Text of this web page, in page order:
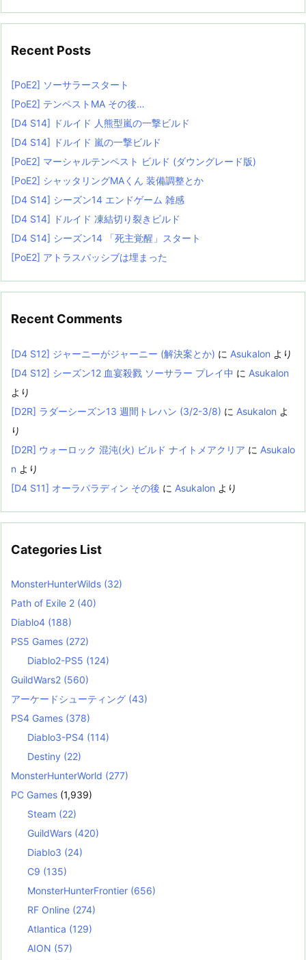
Recent Posts
[PoE2] ソーサラースタート
[PoE2] テンペストMA その後…
[D4 S14] ドルイド 人熊型嵐の一撃ビルド
[D4 S14] ドルイド 嵐の一撃ビルド
[PoE2] マーシャルテンペスト ビルド (ダウングレード版)
[PoE2] シャッタリングMAくん 装備調整とか
[D4 S14] シーズン14 エンドゲーム 雑感
[D4 S14] ドルイド 凍結切り裂きビルド
[D4 S14] シーズン14 「死主覚醒」スタート
[PoE2] アトラスパッシブは埋まった
Recent Comments
[D4 S12] ジャーニーがジャーニー (解決案とか) に Asukalon より
[D4 S12] シーズン12 血宴殺戮 ソーサラー プレイ中 に Asukalon
より
[D2R] ラダーシーズン13 週間トレハン (3/2-3/8) に Asukalon よ
り
[D2R] ウォーロック 混沌(火) ビルド ナイトメアクリア に Asukalo
n より
[D4 S11] オーラパラディン その後 に Asukalon より
Categories List
MonsterHunterWilds (32)
Path of Exile 2 (40)
Diablo4 (188)
PS5 Games (272)
Diablo2-PS5 (124)
GuildWars2 (560)
アーケードシューティング (43)
PS4 Games (378)
Diablo3-PS4 (114)
Destiny (22)
MonsterHunterWorld (277)
PC Games (1,939)
Steam (22)
GuildWars (420)
Diablo3 (24)
C9 (135)
MonsterHunterFrontier (656)
RF Online (274)
Atlantica (129)
AION (57)